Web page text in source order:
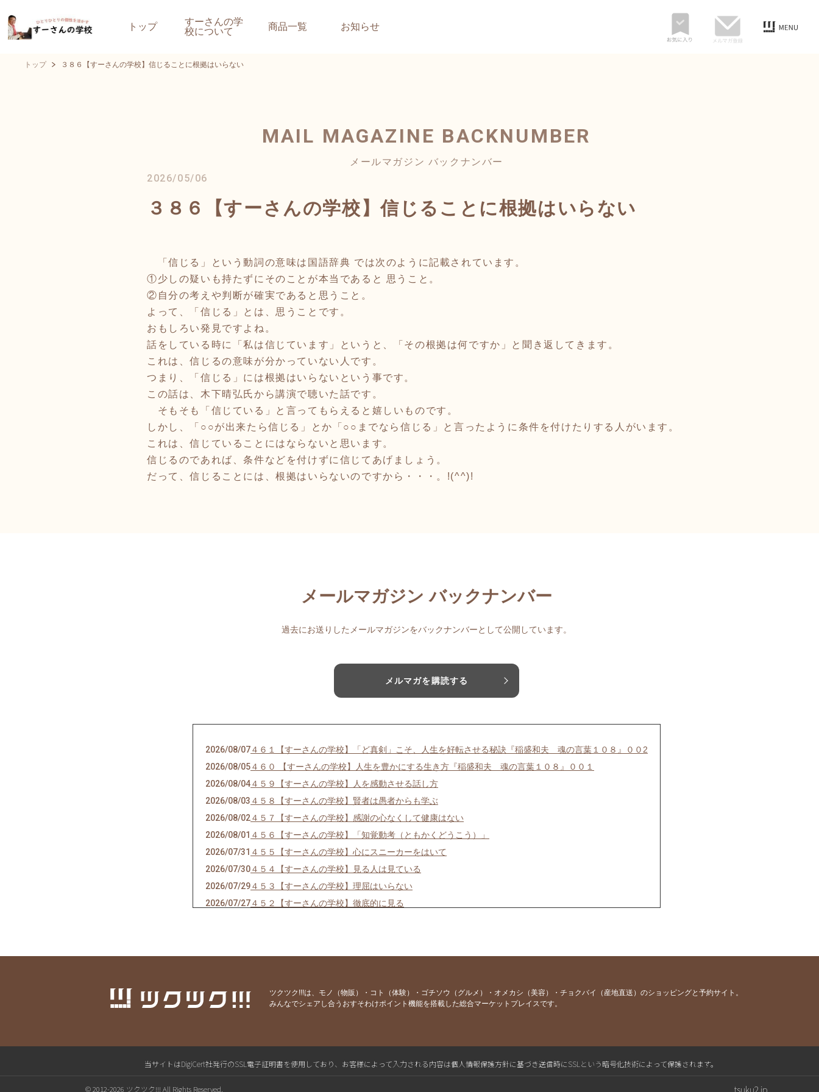
トップ
すーさんの学
校について
商品一覧 お知らせ
トップ ３８６【すーさんの学校】信じることに根拠はいらない
MAIL MAGAZINE BACKNUMBER
メールマガジン バックナンバー
2026/05/06
３８６【すーさんの学校】信じることに根拠はいらない
「信じる」という動詞の意味は国語辞典 では次のように記載されています。
①少しの疑いも持たずにそのことが本当であると 思うこと。
②自分の考えや判断が確実であると思うこと。
よって、「信じる」とは、思うことです。
おもしろい発見ですよね。
話をしている時に「私は信じています」というと、「その根拠は何ですか」と聞き返してきます。
これは、信じるの意味が分かっていない人です。
つまり、「信じる」には根拠はいらないという事です。
この話は、木下晴弘氏から講演で聴いた話です。
そもそも「信じている」と言ってもらえると嬉しいものです。
しかし、「○○が出来たら信じる」とか「○○までなら信じる」と言ったように条件を付けたりする人がいます。
これは、信じていることにはならないと思います。
信じるのであれば、条件などを付けずに信じてあげましょう。
だって、信じることには、根拠はいらないのですから・・・。!(^^)!
メールマガジン バックナンバー
過去にお送りしたメールマガジンをバックナンバーとして公開しています。
メルマガを購読する
2026/08/07４６１【すーさんの学校】「ど真剣」こそ、人生を好転させる秘訣『稲盛和夫 魂の言葉１０８』００2
2026/08/05４６０ 【すーさんの学校】人生を豊かにする生き方『稲盛和夫 魂の言葉１０８』００１
2026/08/04４５９【すーさんの学校】人を感動させる話し方
2026/08/03 ４５８【すーさんの学校】賢者は愚者からも学ぶ
2026/08/02４５７【すーさんの学校】感謝の心なくして健康はない
2026/08/01 ４５６【すーさんの学校】「知覚動考（ともかくどうこう）」
2026/07/31 ４５５【すーさんの学校】心にスニーカーをはいて
2026/07/30４５４【すーさんの学校】見る人は見ている
2026/07/29４５３【すーさんの学校】理屈はいらない
2026/07/27４５２【すーさんの学校】徹底的に見る
2026/07/24４４９【すーさんの学校】物の見方を変える感性
４４７【すーさんの学校】世界で一番謝る日本人
2026/07/21 ４４６【すーさんの学校】掃除は最も簡単な修行法
ツクツク!!!は、モノ（物販）・コト（体験）・ゴチソウ（グルメ）・オメカシ（美容）・チョクバイ（産地直送）のショッピングと予約サイト。
みんなでシェアし合うおすそわけポイント機能を搭載した総合マーケットプレイスです。
当サイトはDigiCert社発行のSSL電子証明書を使用しており、お客様によって入力される内容は個人情報保護方針に基づき送信時にSSLという暗号化技術によって保護されます。
© 2012-2026 ツクツク!!! All Rights Reserved. tsuku2.jp